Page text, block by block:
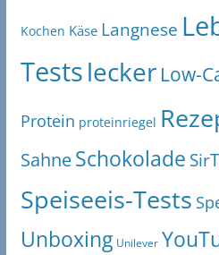
Kochen Käse Langnese
Testslecker Low-
Protein proteinriegel
SahneSchokolade
Speiseeis-Tests
Unboxing Unilever